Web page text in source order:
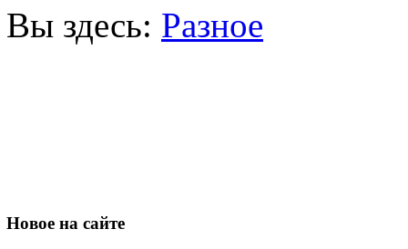
Вы здесь: Разное
Новое на сайте